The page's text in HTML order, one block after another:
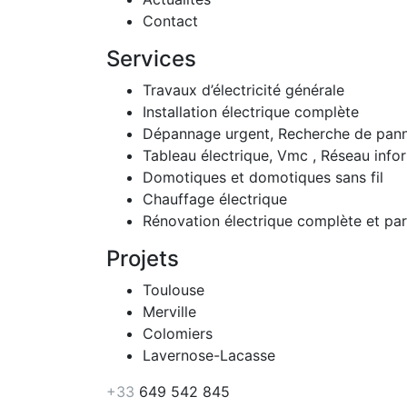
Contact
Services
Travaux d’électricité générale
Installation électrique complète
Dépannage urgent, Recherche de
Tableau électrique, Vmc , Réseau
Domotiques et domotiques sans fil
Chauffage électrique
Rénovation électrique complète et
Projets
Toulouse
Merville
Colomiers
Lavernose-Lacasse
+33 649 542 845